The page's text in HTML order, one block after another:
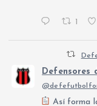
1
Defensores
Así forma